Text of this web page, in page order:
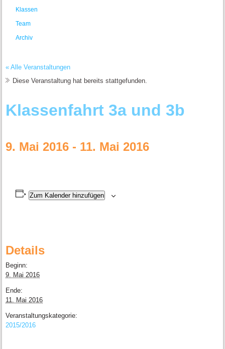
Klassen
Team
Archiv
« Alle Veranstaltungen
Diese Veranstaltung hat bereits stattgefunden.
Klassenfahrt 3a und 3b
9. Mai 2016 - 11. Mai 2016
Zum Kalender hinzufügen
Details
Beginn:
9. Mai 2016
Ende:
11. Mai 2016
Veranstaltungskategorie:
2015/2016